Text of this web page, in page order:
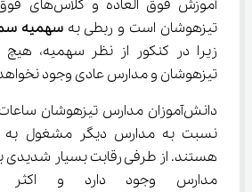
تیزهوشان است و ربطی به سهمیه
زیرا در کنکور از نظر سهمیه،
تیزهوشان و مدارس عادی وجود
نسبت به مدارس دیگر مشغول